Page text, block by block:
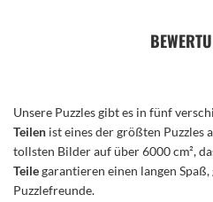
Unsere Puzzles gibt es in fünf
Teilen ist eines der größten Puzzles
tollsten Bilder auf über 6000 cm²,
Teilegarantieren einen langen
Puzzlefreunde.